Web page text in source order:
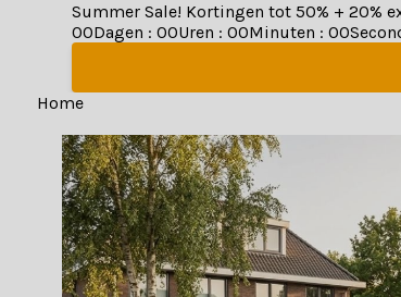
Summer Sale! Kortingen tot 50% + 20%
00Dagen : 00Uren : 00Minuten : 00
Home